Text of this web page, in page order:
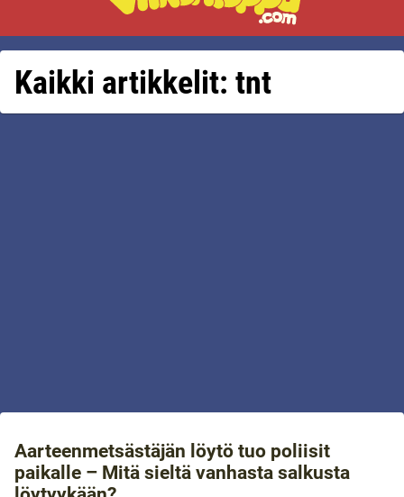
Kaikki artikkelit: tnt
Aarteenmetsästäjän löytö tuo poliisit
paikalle – Mitä sieltä vanhasta salkusta